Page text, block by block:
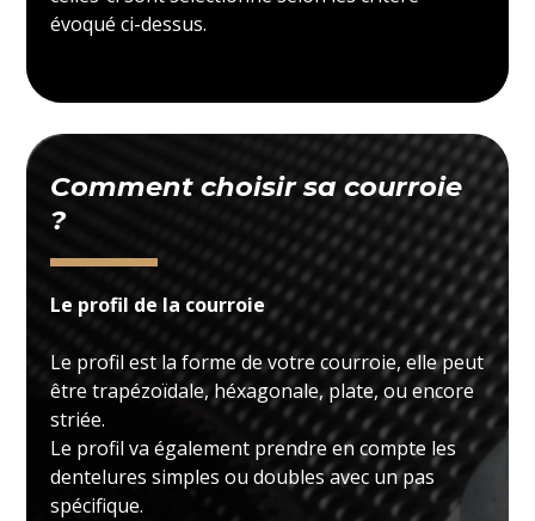
évoqué ci-dessus.
Comment choisir sa courroie
?
Le profil de la courroie
Le profil est la forme de votre courroie, elle peut
être trapézoïdale, héxagonale, plate, ou encore
striée.
Le profil va également prendre en compte les
dentelures simples ou doubles avec un pas
spécifique.